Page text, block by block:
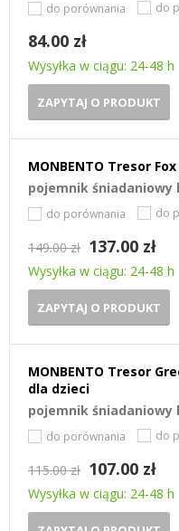
do porównania do
84.00 zł
Wysyłka w ciągu: 24-48 h
ZAPYTAJ O PRODUKT
MONBENTO Tresor
pojemnik śniadaniowy
do porównania do
149.00 zł 137.00 zł
Wysyłka w ciągu: 24-48 h
ZAPYTAJ O PRODUKT
MONBENTO Tresor
dla dzieci
pojemnik śniadaniowy
do porównania do
115.00 zł 107.00 zł
Wysyłka w ciągu: 24-48 h